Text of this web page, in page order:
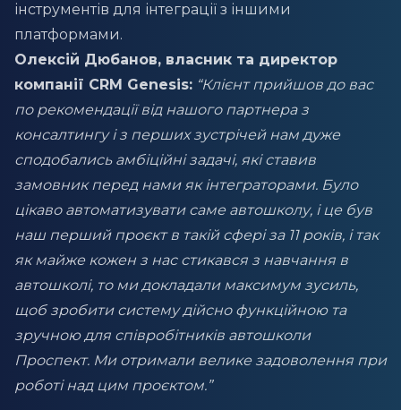
інструментів для інтеграції з іншими
платформами.
Олексій Дюбанов, власник та директор
компанії CRM Genesis: “Клієнт прийшов до вас
по рекомендації від нашого партнера з
консалтингу і з перших зустрічей нам дуже
сподобались амбіційні задачі, які ставив
замовник перед нами як інтеграторами. Було
цікаво автоматизувати саме автошколу, і це був
наш перший проєкт в такій сфері за 11 років, і так
як майже кожен з нас стикався з навчання в
автошколі, то ми докладали максимум зусиль,
щоб зробити систему дійсно функційною та
зручною для співробітників автошколи
Проспект. Ми отримали велике задоволення при
роботі над цим проєктом.”